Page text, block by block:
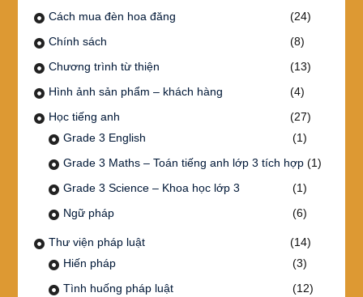
Cách mua đèn hoa đăng
(24)
Chính sách
(8)
Chương trình từ thiện
(13)
Hình ảnh sản phẩm – khách hàng
(4)
Học tiếng anh
(27)
Grade 3 English
(1)
Grade 3 Maths – Toán tiếng anh lớp 3 tích hợp(1)
Grade 3 Science – Khoa học lớp 3
(1)
Ngữ pháp
(6)
Thư viện pháp luật
(14)
Hiến pháp
(3)
Tình huống pháp luật
(12)